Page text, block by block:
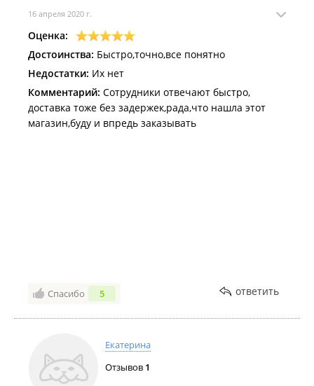
16 апреля 2020 г.
Оценка:
Достоинства: Быстро,точно,все понятно
Недостатки: Их нет
Комментарий: Сотрудники отвечают быстро,
доставка тоже без задержек,рада,что нашла этот
магазин,буду и впредь заказывать
Спасибо 5 ответить
Екатерина
Отзывов 1